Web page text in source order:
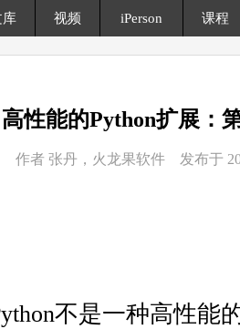
库 视频 iPerson 课程
高性能的Python扩展：
作者 张丹，火龙果软件 发布于
不是一种高性能